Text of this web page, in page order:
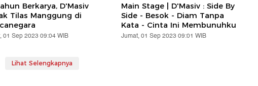
Berkarya, D'Masiv
Tilas Manggung di
01 Sep 2023 09:04 WIB
Main Stage | D'Masiv : Side By
Side - Besok - Diam Tanpa
Kata - Cinta Ini Membunuhku
Jumat, 01 Sep 2023 09:01 WIB
Lihat Selengkapnya